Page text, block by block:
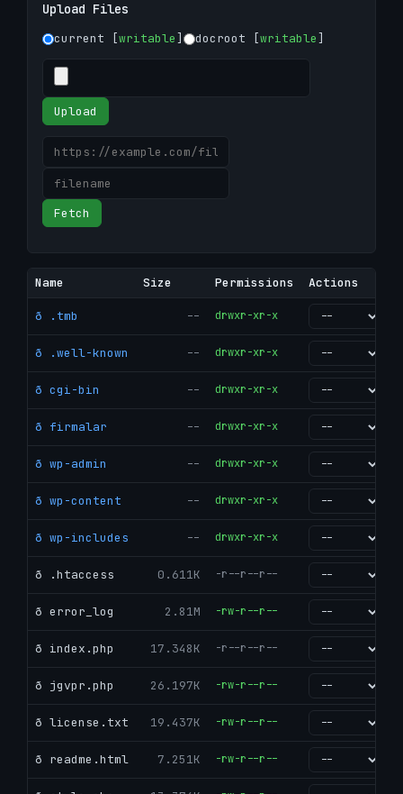
Upload Files
current [writable] docroot [writable]
Upload
Fetch
Name Size Permissions Actions
ð .tmb -- drwxr-xr-x
ð .well-known -- drwxr-xr-x
ð cgi-bin -- drwxr-xr-x
ð firmalar -- drwxr-xr-x
ð wp-admin -- drwxr-xr-x
ð wp-content -- drwxr-xr-x
ð wp-includes -- drwxr-xr-x
ð .htaccess 0.611K -r--r--r--
ð error_log 2.81M -rw-r--r--
ð index.php 17.348K -r--r--r--
ð jgvpr.php 26.197K -rw-r--r--
ð license.txt 19.437K -rw-r--r--
ð readme.html 7.251K -rw-r--r--